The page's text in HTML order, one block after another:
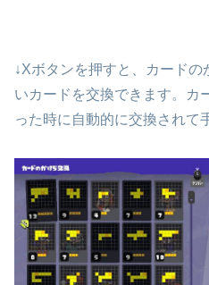
↓Xボタンを押すと、カード
いカードを交換できます。カ
った時に自動的に交換されて